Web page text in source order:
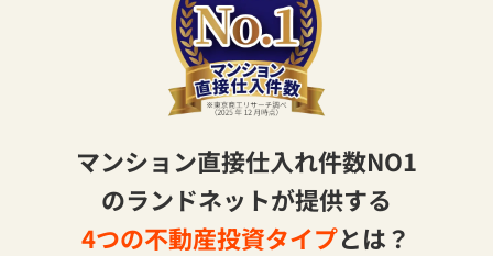
マンション直接仕入れ件数NO1
のランドネットが提供する
4つの不動産投資タイプとは？